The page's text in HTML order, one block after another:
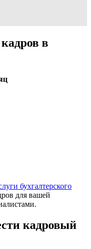
в
бухгалтерского
для вашей
кадровый